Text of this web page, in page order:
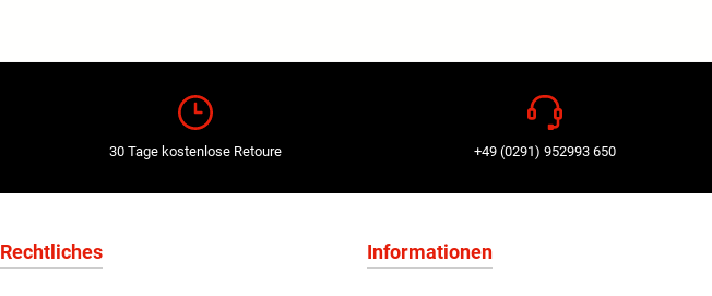
30 Tage kostenlose Retoure +49 (0291) 952993 650
Rechtliches Informationen